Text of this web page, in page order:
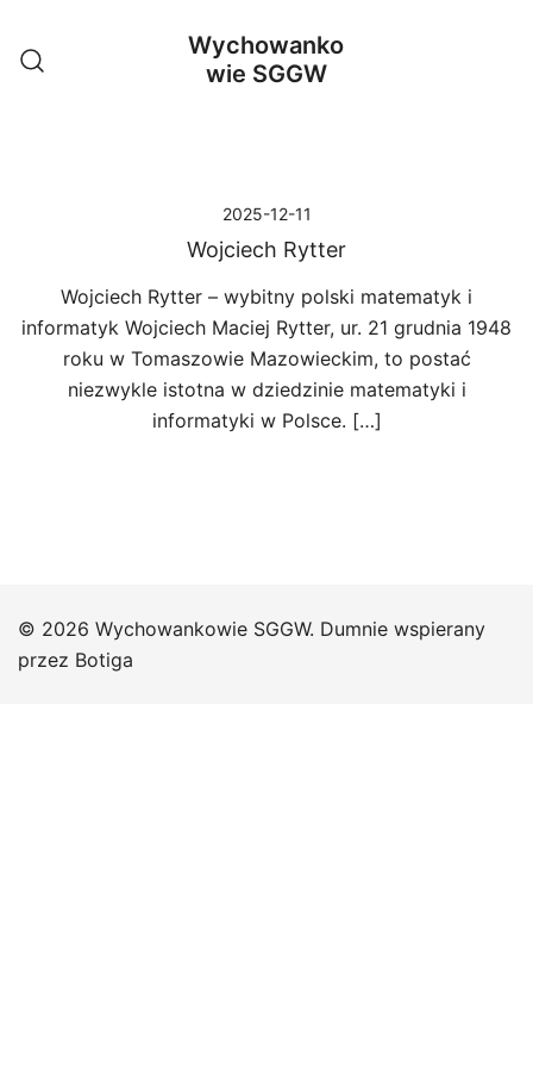
treści
Wychowanko
wie SGGW
2025-12-11
Wojciech Rytter
Wojciech Rytter – wybitny polski matematyk i
informatyk Wojciech Maciej Rytter, ur. 21 grudnia 1948
roku w Tomaszowie Mazowieckim, to postać
niezwykle istotna w dziedzinie matematyki i
informatyki w Polsce. […]
© 2026 Wychowankowie SGGW. Dumnie wspierany
przez Botiga